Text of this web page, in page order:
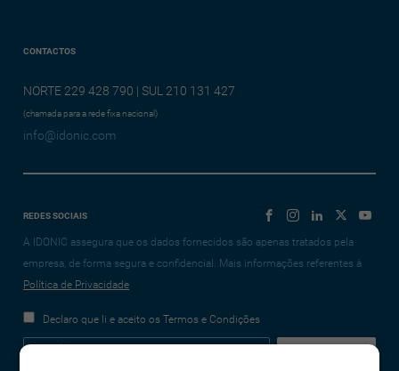
CONTACTOS
NORTE 229 428 790 | SUL 210 131 427
(chamada para a rede fixa nacional)
info@idonic.com
REDES SOCIAIS
A IDONIC assegura que os dados fornecidos são apenas tratados pela
empresa, de forma segura e confidencial. Mais informações referentes à
Política de Privacidade
Declaro que li e aceito os Termos e Condições